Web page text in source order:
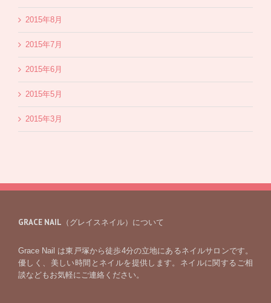
2015年8月
2015年7月
2015年6月
2015年5月
2015年3月
GRACE NAIL（グレイスネイル）について
Grace Nail は東戸塚から徒歩4分の立地にあるネイルサロンです。
優しく、美しい時間とネイルを提供します。ネイルに関するご相
談などもお気軽にご連絡ください。